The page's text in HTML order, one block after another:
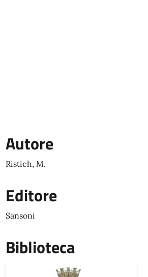
Autore
Ristich, M.
Editore
Sansoni
Biblioteca